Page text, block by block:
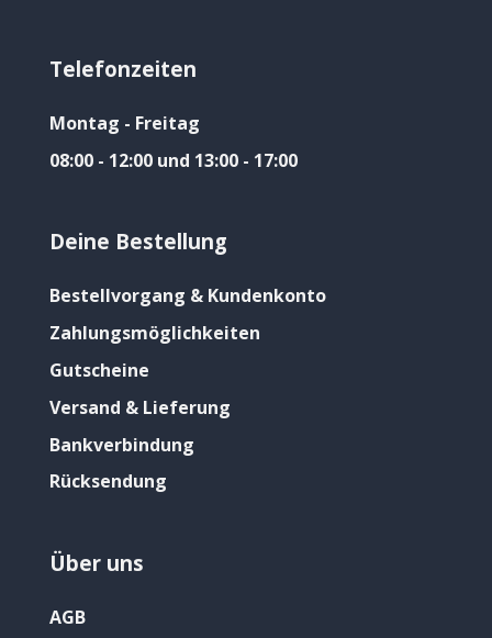
Telefonzeiten
Montag - Freitag
08:00 - 12:00 und 13:00 - 17:00
Deine Bestellung
Bestellvorgang & Kundenkonto
Zahlungsmöglichkeiten
Gutscheine
Versand & Lieferung
Bankverbindung
Rücksendung
Über uns
AGB